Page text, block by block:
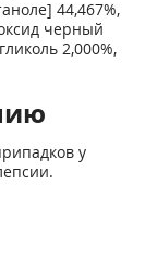
44,467%,
черный
2,000%,
у